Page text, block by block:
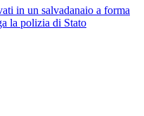
in un salvadanaio a forma
la polizia di Stato